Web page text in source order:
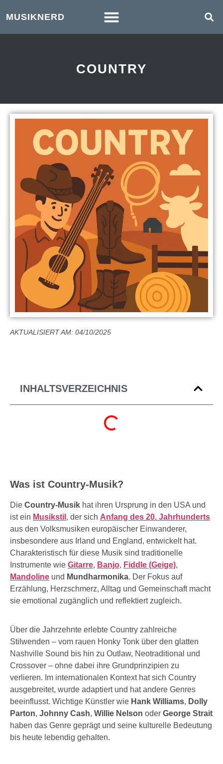
MUSIKNERD
COUNTRY
AKTUALISIERT AM: 04/10/2025
INHALTSVERZEICHNIS
Was ist Country-Musik?
Die Country-Musik hat ihren Ursprung in den USA und
ist ein Musikstil , der sich Anfang des 20. Jahrhunderts
aus den Volksmusiken europäischer Einwanderer,
insbesondere aus Irland und England, entwickelt hat.
Charakteristisch für diese Musik sind traditionelle
Instrumente wie Gitarre, Banjo, Fiddle (Geige),
Mandoline und Mundharmonika. Der Fokus auf
Erzählung, Herzschmerz, Alltag und Gemeinschaft macht
sie emotional zugänglich und reflektiert zugleich.
Über die Jahrzehnte erlebte Country zahlreiche
Stilwenden – vom rauen Honky Tonk über den glatten
Nashville Sound bis hin zu Outlaw, Neotraditional und
Crossover – ohne dabei ihre Grundprinzipien zu
verlieren. Im internationalen Kontext hat sich Country
ausgebreitet, wurde adaptiert und hat andere Genres
beeinflusst. Wichtige Künstler wie Hank Williams, Dolly
Parton, Johnny Cash, Willie Nelson oder George Strait
haben das Genre geprägt und seine kulturelle Bedeutung
bis heute lebendig gehalten.